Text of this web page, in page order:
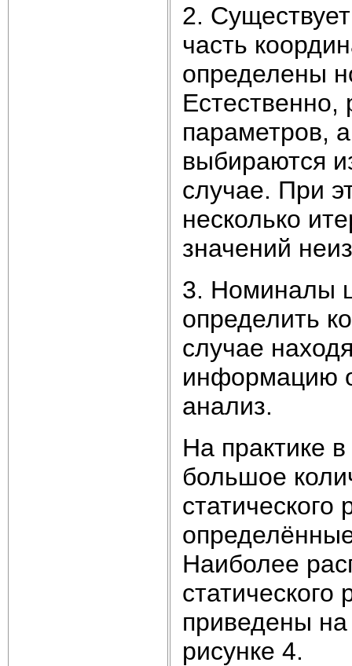
2.
часть
определены
Естественно,
параметров,
выбираются
случае. При
несколько
значений
3. Номиналы
определить
случае
информацию
анализ.
На практике
большое
Наиболее
приведены на
рисунке 4.